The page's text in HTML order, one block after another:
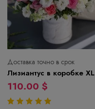
Доставка точно в срок
Лизиантус в коробке XL
110.00 $